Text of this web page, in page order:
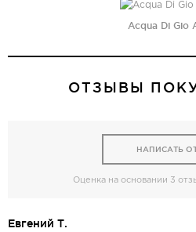
Acqua Di Gio
ОТЗЫВЫ
НАПИСАТЬ
Оценка на основании 3
Евгений Т.